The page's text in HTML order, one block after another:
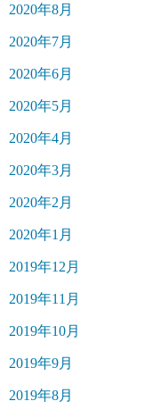
2020年8月
2020年7月
2020年6月
2020年5月
2020年4月
2020年3月
2020年2月
2020年1月
2019年12月
2019年11月
2019年10月
2019年9月
2019年8月